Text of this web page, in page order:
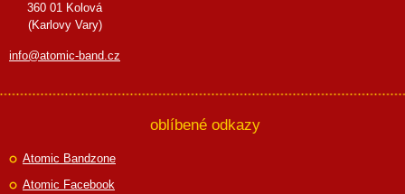
360 01 Kolová
(Karlovy Vary)
info@atomic-band.cz
oblíbené odkazy
Atomic Bandzone
Atomic Facebook